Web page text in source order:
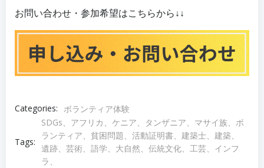
お問い合わせ・参加希望はこちらから↓↓
Categories: ボランティア体験
Tags:
SDGs、アフリカ、ケニア、タンザニア、マサイ族、ボ
ランティア、貧困問題、活動証明書、建築士、建築、
遺跡、芸術、語学、大自然、伝統文化、工芸、インフ
ラ、